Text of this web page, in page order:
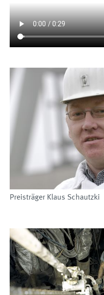
Preisträger Klaus Schautzki